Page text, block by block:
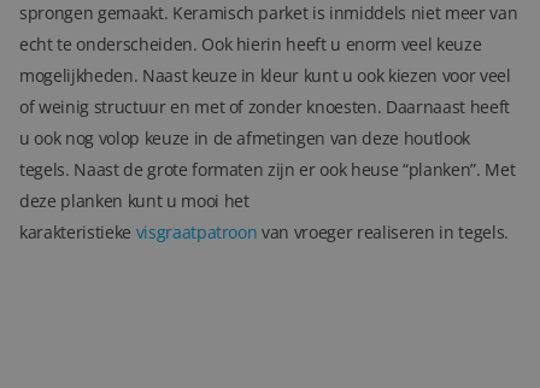
sprongen gemaakt. Keramisch parket is inmiddels niet meer van
echt te onderscheiden. Ook hierin heeft u enorm veel keuze
mogelijkheden. Naast keuze in kleur kunt u ook kiezen voor veel
of weinig structuur en met of zonder knoesten. Daarnaast heeft
u ook nog volop keuze in de afmetingen van deze houtlook
tegels. Naast de grote formaten zijn er ook heuse “planken”. Met
deze planken kunt u mooi het
karakteristieke visgraatpatroonvan vroeger realiseren in tegels.